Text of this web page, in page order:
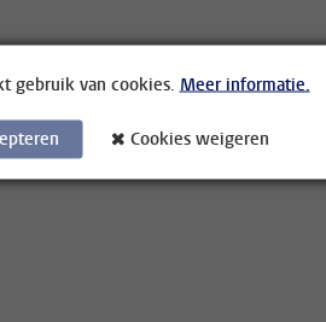
gebruik van cookies. Meer informatie.
Cookies weigeren